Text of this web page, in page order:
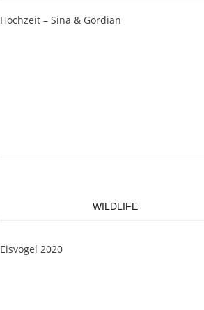
Hochzeit – Sina & Gordian
WILDLIFE
Eisvogel 2020